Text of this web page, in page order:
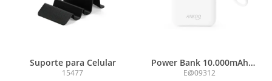
Suporte para Celular
15477
Power Bank 10.000mAh
com Painel de LED
E@09312